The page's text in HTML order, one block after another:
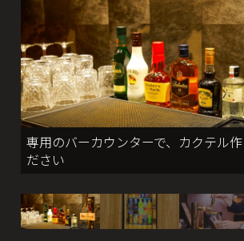
専用のバーカウンターで、カクテル
ださい